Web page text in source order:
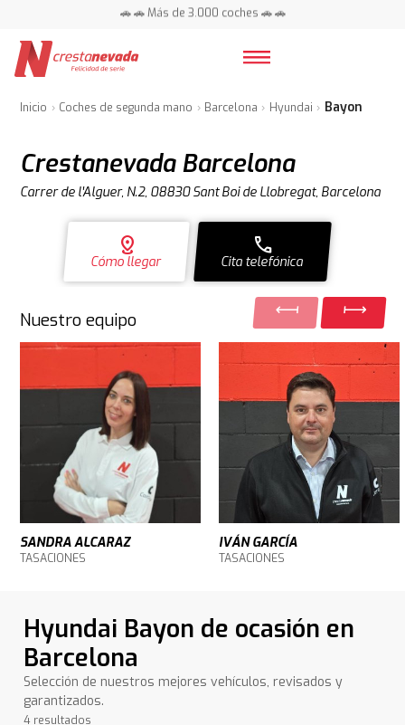
🚗 🚗 Más de 3.000 coches 🚗 🚗
Inicio Coches de segunda mano Barcelona Hyundai Bayon
Crestanevada Barcelona
Carrer de l'Alguer, N.2, 08830 Sant Boi de Llobregat, Barcelona
distance
Cómo llegar
call
Cita telefónica
Nuestro equipo
SANDRA ALCARAZ
TASACIONES
IVÁN GARCÍA
TASACIONES
Hyundai Bayon de ocasión en
Barcelona
Selección de nuestros mejores vehículos, revisados y
garantizados.
4 resultados